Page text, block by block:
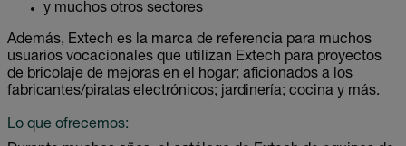
y muchos otros sectores
Además, Extech es la marca de referencia para muchos
usuarios vocacionales que utilizan Extech para proyectos
de bricolaje de mejoras en el hogar; aficionados a los
fabricantes/piratas electrónicos; jardinería; cocina y más.
Lo que ofrecemos: